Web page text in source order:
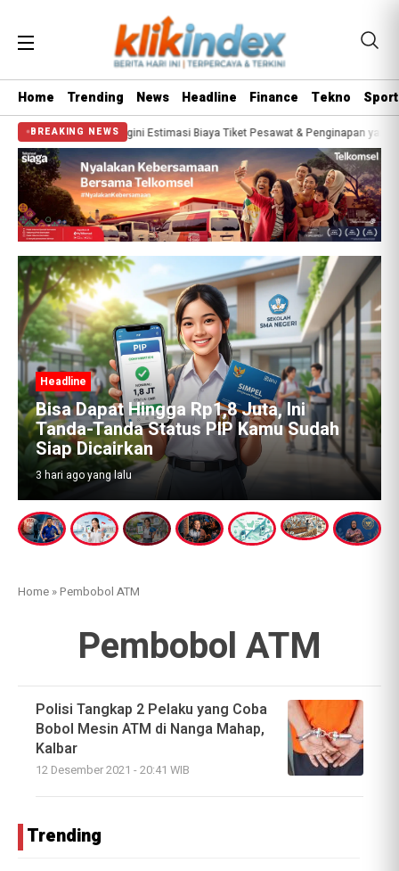
Home Trending News Headline Finance Tekno Sport
BREAKING NEWS
2026? Segini Estimasi Biaya Tiket Pesawat & Penginapan yang Wajib
Headline
Bisa Dapat Hingga Rp1,8 Juta, Ini
Tanda-Tanda Status PIP Kamu Sudah
Siap Dicairkan
3 hari ago yang lalu
Home »Pembobol ATM
Pembobol ATM
Polisi Tangkap 2 Pelaku yang Coba
Bobol Mesin ATM di Nanga Mahap,
Kalbar
12 Desember 2021 - 20:41 WIB
Trending